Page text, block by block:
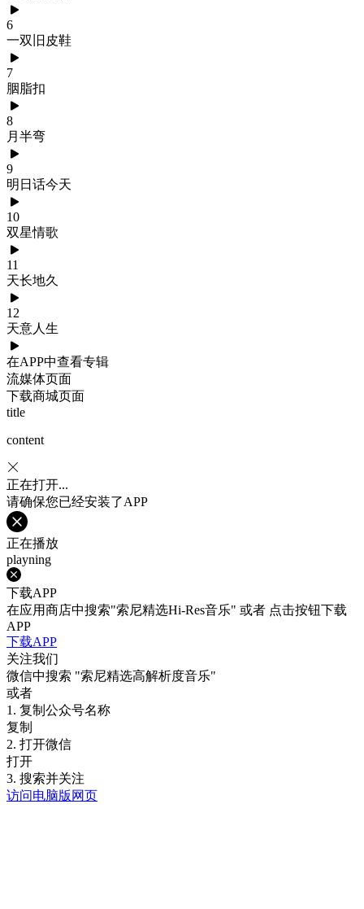
6
一双旧皮鞋
7
胭脂扣
8
月半弯
9
明日话今天
10
双星情歌
11
天长地久
12
天意人生
在APP中查看专辑
流媒体页面
下载商城页面
title
content
正在打开...
请确保您已经安装了APP
正在播放
playning
下载APP
在应用商店中搜索"索尼精选Hi-Res音乐" 或者 点击按钮下载
APP
下载APP
关注我们
微信中搜索 "索尼精选高解析度音乐"
或者
1. 复制公众号名称
复制
2. 打开微信
打开
3. 搜索并关注
访问电脑版网页